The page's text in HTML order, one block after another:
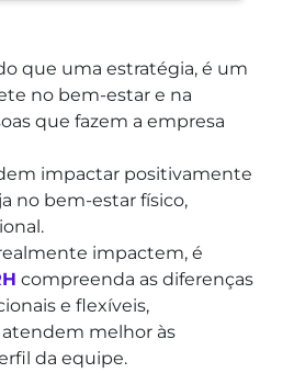
que uma estratégia, é um
no bem-estar e na
que fazem a empresa
impactar positivamente
no bem-estar físico,
impactem, é
compreenda as diferenças
e flexíveis,
melhor às
da equipe.